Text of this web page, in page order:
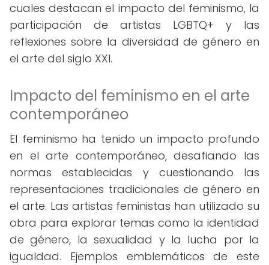
cuales destacan el impacto del feminismo, la
participación de artistas LGBTQ+ y las
reflexiones sobre la diversidad de género en
el arte del siglo XXI.
Impacto del feminismo en el arte
contemporáneo
El feminismo ha tenido un impacto profundo
en el arte contemporáneo, desafiando las
normas establecidas y cuestionando las
representaciones tradicionales de género en
el arte. Las artistas feministas han utilizado su
obra para explorar temas como la identidad
de género, la sexualidad y la lucha por la
igualdad. Ejemplos emblemáticos de este